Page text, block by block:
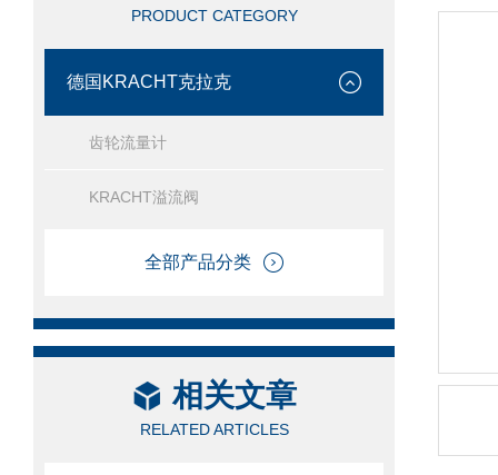
PRODUCT CATEGORY
德国KRACHT克拉克
齿轮流量计
KRACHT溢流阀
全部产品分类
相关文章
RELATED ARTICLES